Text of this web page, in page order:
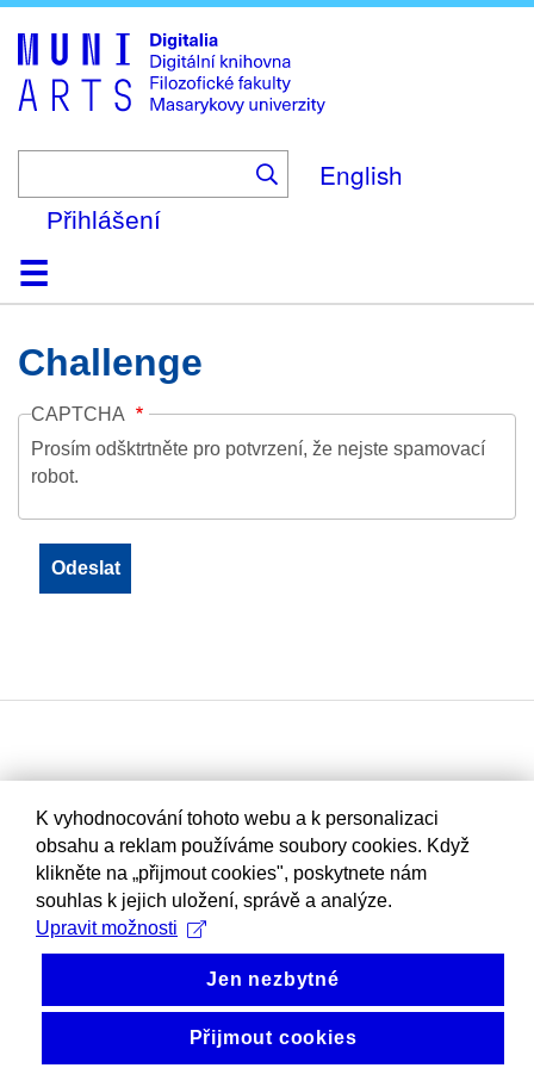
to
main
content
English
Přihlášení
DomůKolekce
Prohlížení
Vyhledávání
O platformě
Nápověda
KontaktDigitalia
Challenge
CAPTCHA
Prosím odšktrtněte pro potvrzení, že nejste spamovací
robot.
K vyhodnocování tohoto webu a k personalizaci
obsahu a reklam používáme soubory cookies. Když
klikněte na „přijmout cookies", poskytnete nám
souhlas k jejich uložení, správě a analýze.
Upravit možnosti
Jen nezbytné
Přijmout cookies